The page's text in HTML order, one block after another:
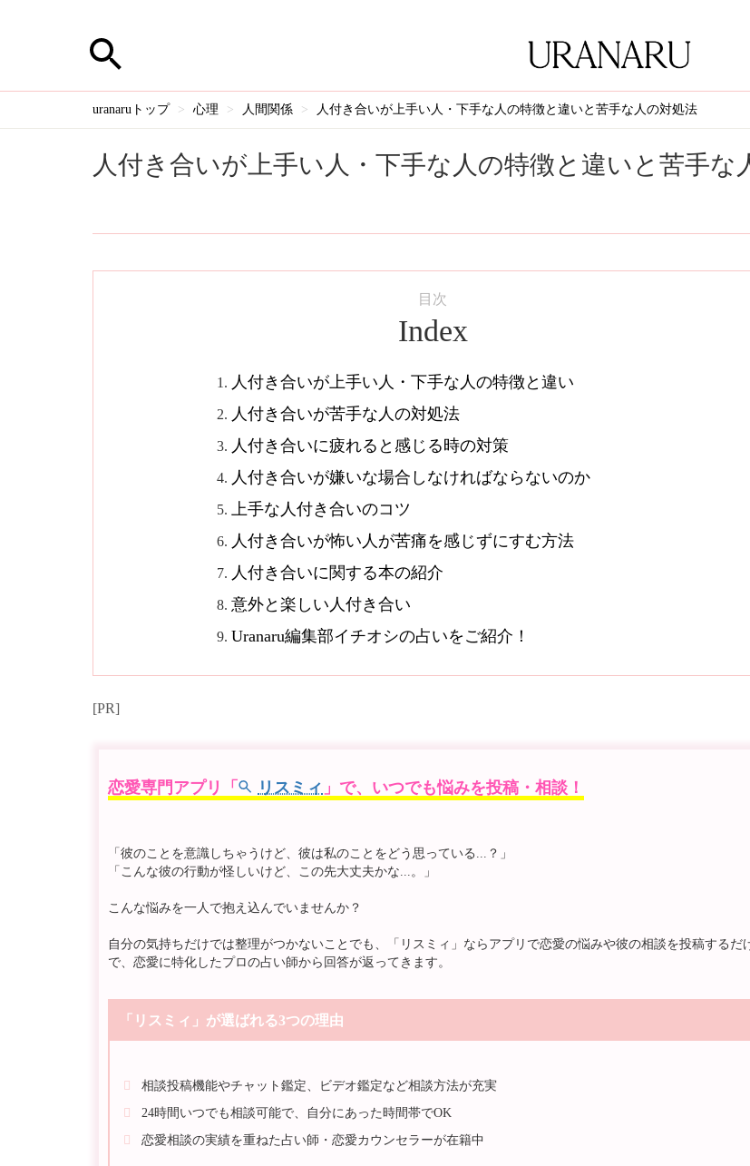
uranaruトップ 心理 人間関係 人付き合いが上手い人・下手な人の特徴と違いと苦手な人の対処法
人付き合いが上手い人・下手な人の特徴と違いと苦手な
目次
Index
人付き合いが上手い人・下手な人の特徴と違い
人付き合いが苦手な人の対処法
人付き合いに疲れると感じる時の対策
人付き合いが嫌いな場合しなければならないのか
上手な人付き合いのコツ
人付き合いが怖い人が苦痛を感じずにすむ方法
人付き合いに関する本の紹介
意外と楽しい人付き合い
Uranaru編集部イチオシの占いをご紹介！
[PR]
恋愛専門アプリ「 リスミィ 」で、いつでも悩みを投稿・相談！
「彼のことを意識しちゃうけど、彼は私のことをどう思っている...？」
「こんな彼の行動が怪しいけど、この先大丈夫かな...。」
こんな悩みを一人で抱え込んでいませんか？
自分の気持ちだけでは整理がつかないことでも、「リスミィ」ならアプリで恋愛の悩みや彼の相談を投稿するだ
で、恋愛に特化したプロの占い師から回答が返ってきます。
「リスミィ」が選ばれる3つの理由
相談投稿機能やチャット鑑定、ビデオ鑑定など相談方法が充実
24時間いつでも相談可能で、自分にあった時間帯でOK
恋愛相談の実績を重ねた占い師・恋愛カウンセラーが在籍中